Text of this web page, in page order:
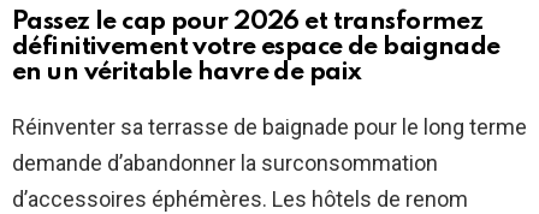
Passez le cap pour 2026 et transformez
définitivement votre espace de baignade
en un véritable havre de paix
Réinventer sa terrasse de baignade pour le long terme
demande d’abandonner la surconsommation
d’accessoires éphémères. Les hôtels de renom